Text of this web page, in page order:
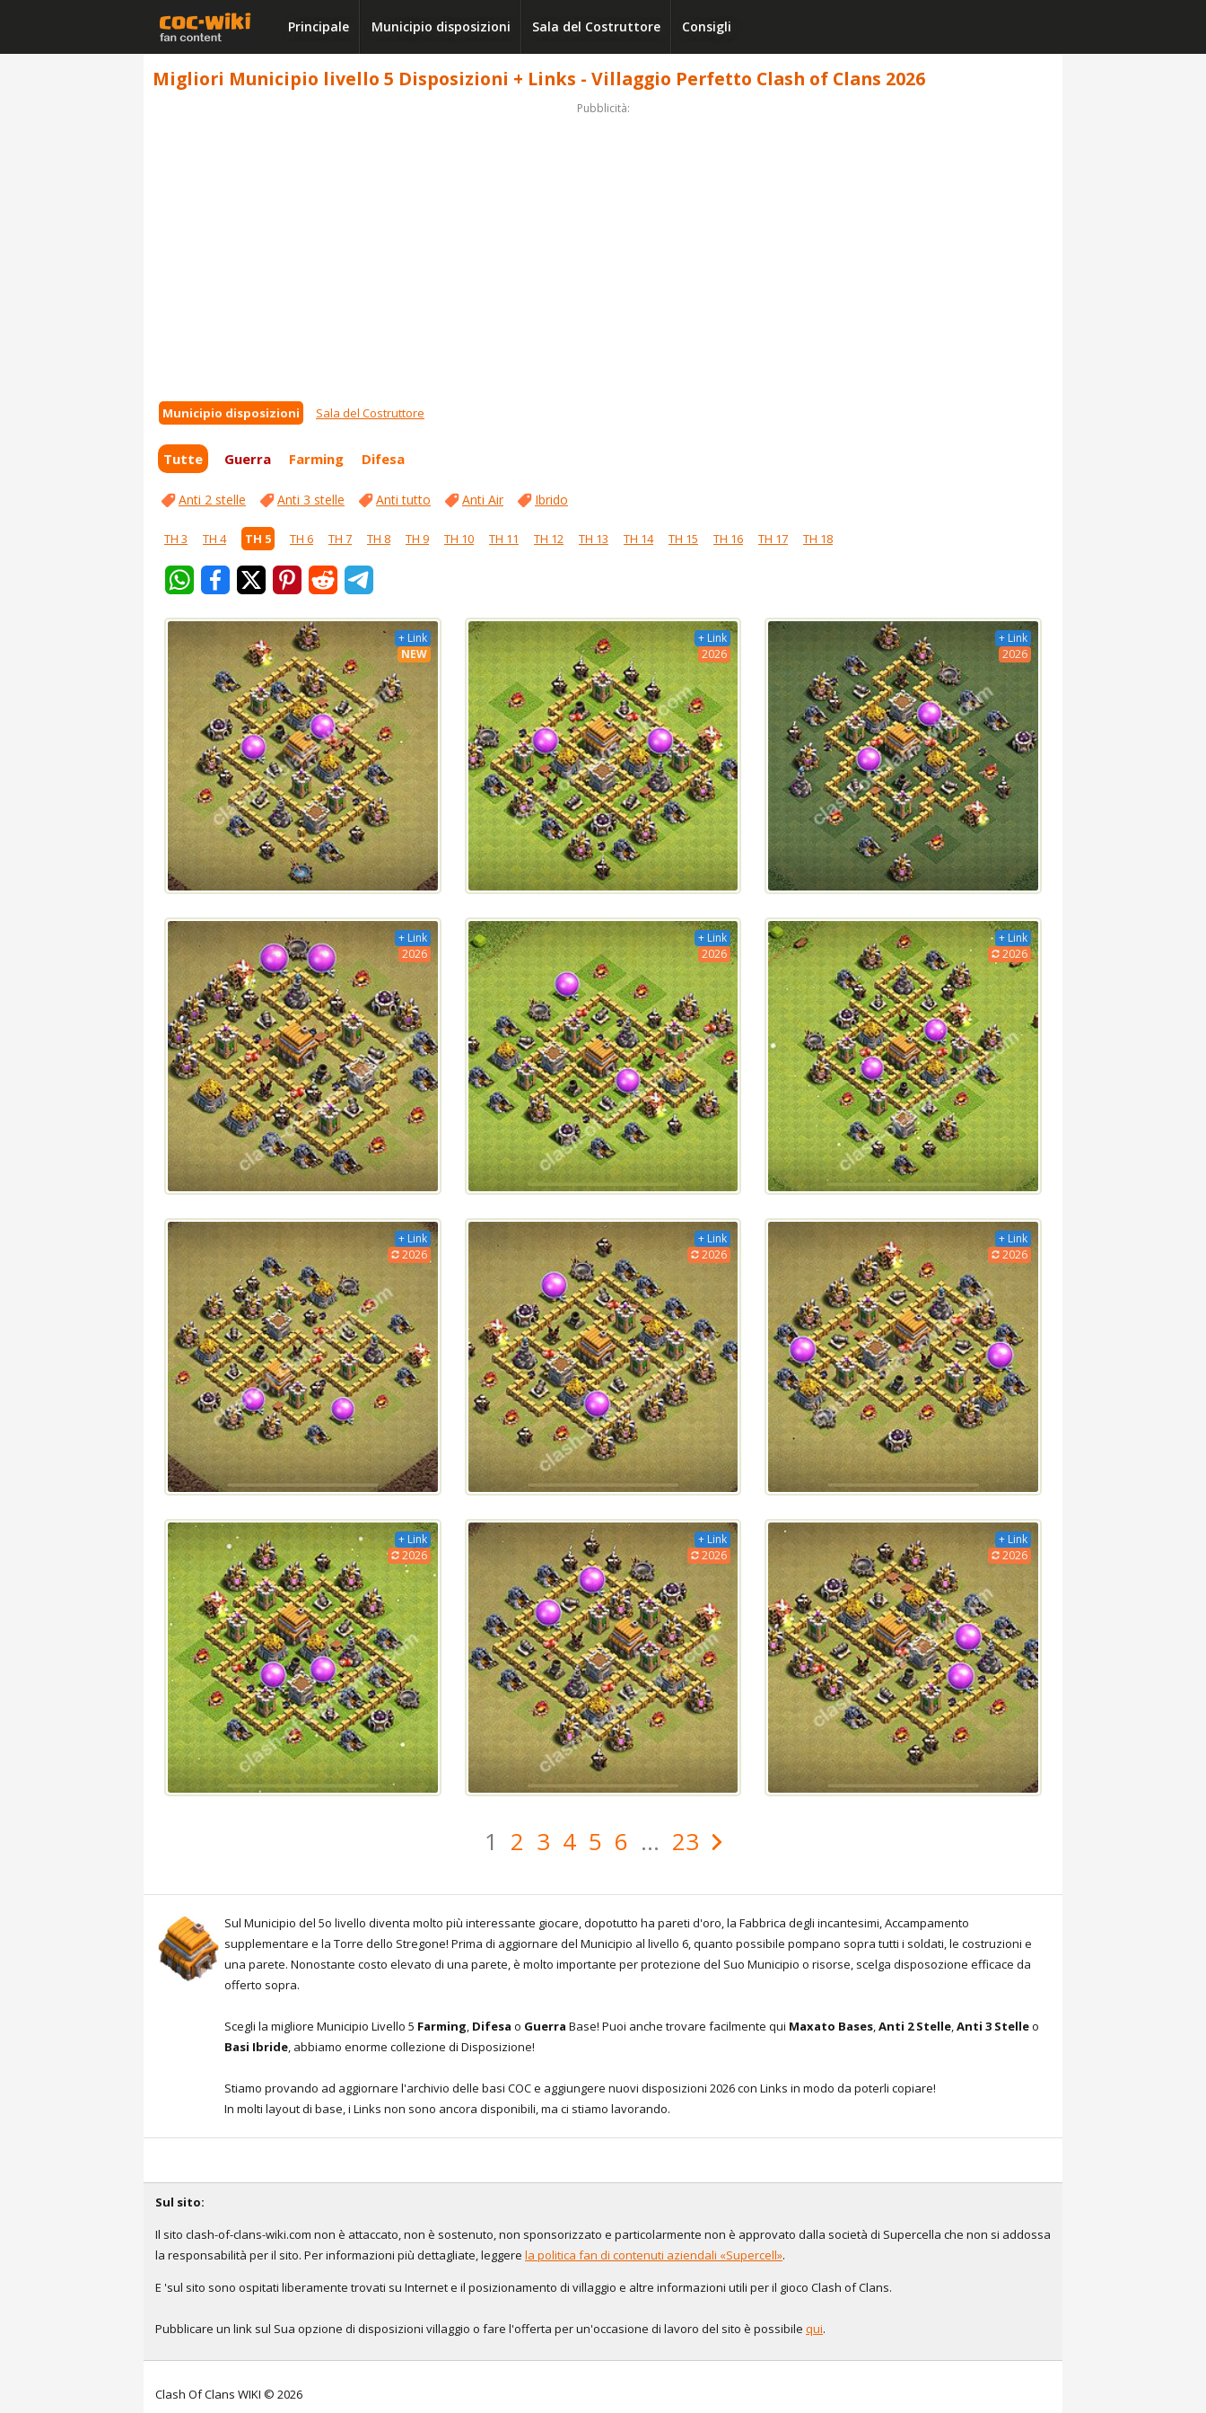
Principale Municipio disposizioni Sala del Costruttore Consigli
Migliori Municipio livello 5 Disposizioni + Links - Villaggio Perfetto Clash of Clans 2026
Pubblicità:
Municipio disposizioni Sala del Costruttore
Tutte Guerra Farming Difesa
Anti 2 stelle Anti 3 stelle Anti tutto Anti Air Ibrido
TH 3 TH 4 TH 5 TH 6 TH 7 TH 8 TH 9 TH 10 TH 11 TH 12 TH 13 TH 14 TH 15 TH 16 TH 17 TH 18
+ Link
NEW
+ Link
2026
+ Link
2026
+ Link
2026
+ Link
2026
+ Link
2026
+ Link
2026
+ Link
2026
+ Link
2026
+ Link
2026
+ Link
2026
+ Link
2026
1 2 3 4 5 6 ... 23
Sul Municipio del 5o livello diventa molto più interessante giocare, dopotutto ha pareti d'oro, la Fabbrica degli incantesimi, Accampamento
supplementare e la Torre dello Stregone! Prima di aggiornare del Municipio al livello 6, quanto possibile pompano sopra tutti i soldati, le costruzioni e
una parete. Nonostante costo elevato di una parete, è molto importante per protezione del Suo Municipio o risorse, scelga disposozione efficace da
offerto sopra.
Scegli la migliore Municipio Livello 5 Farming, Difesa o Guerra Base! Puoi anche trovare facilmente qui Maxato Bases,Anti 2 Stelle,Anti 3 Stelleo
Basi Ibride, abbiamo enorme collezione di Disposizione!
Stiamo provando ad aggiornare l'archivio delle basi COC e aggiungere nuovi disposizioni 2026 con Links in modo da poterli copiare!
In molti layout di base, i Links non sono ancora disponibili, ma ci stiamo lavorando.
Sul sito:
Il sito clash-of-clans-wiki.com non è attaccato, non è sostenuto, non sponsorizzato e particolarmente non è approvato dalla società di Supercella che non si addossa
la responsabilità per il sito. Per informazioni più dettagliate, leggere la politica fan di contenuti aziendali «Supercell».
E 'sul sito sono ospitati liberamente trovati su Internet e il posizionamento di villaggio e altre informazioni utili per il gioco Clash of Clans.
Pubblicare un link sul Sua opzione di disposizioni villaggio o fare l'offerta per un'occasione di lavoro del sito è possibile qui.
Clash Of Clans WIKI © 2026